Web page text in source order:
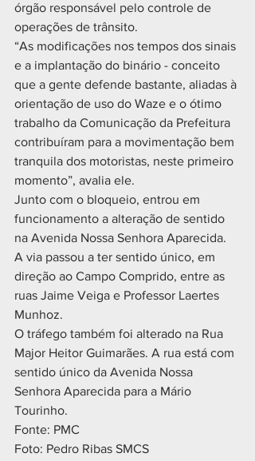
órgão responsável pelo controle de
operações de trânsito.
“As modificações nos tempos dos sinais
e a implantação do binário - conceito
que a gente defende bastante, aliadas à
orientação de uso do Waze e o ótimo
trabalho da Comunicação da Prefeitura
contribuíram para a movimentação bem
tranquila dos motoristas, neste primeiro
momento”, avalia ele.
Junto com o bloqueio, entrou em
funcionamento a alteração de sentido
na Avenida Nossa Senhora Aparecida.
A via passou a ter sentido único, em
direção ao Campo Comprido, entre as
ruas Jaime Veiga e Professor Laertes
Munhoz.
O tráfego também foi alterado na Rua
Major Heitor Guimarães. A rua está com
sentido único da Avenida Nossa
Senhora Aparecida para a Mário
Tourinho.
Fonte: PMC
Foto: Pedro Ribas SMCS